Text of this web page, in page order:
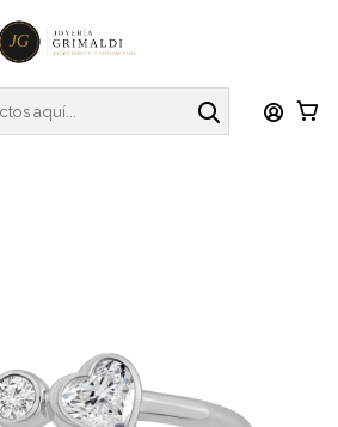
Corazón en Oro Blanco 18K